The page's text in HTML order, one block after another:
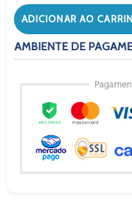
ADICIONAR AO
AMBIENTE DE